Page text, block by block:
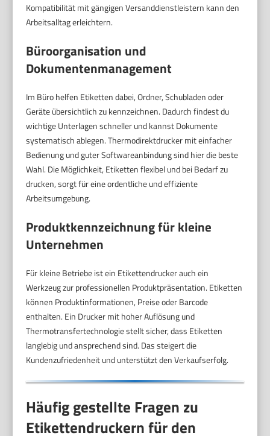
Kompatibilität mit gängigen Versanddienstleistern kann den
Arbeitsalltag erleichtern.
Büroorganisation und
Dokumentenmanagement
Im Büro helfen Etiketten dabei, Ordner, Schubladen oder
Geräte übersichtlich zu kennzeichnen. Dadurch findest du
wichtige Unterlagen schneller und kannst Dokumente
systematisch ablegen. Thermodirektdrucker mit einfacher
Bedienung und guter Softwareanbindung sind hier die beste
Wahl. Die Möglichkeit, Etiketten flexibel und bei Bedarf zu
drucken, sorgt für eine ordentliche und effiziente
Arbeitsumgebung.
Produktkennzeichnung für kleine
Unternehmen
Für kleine Betriebe ist ein Etikettendrucker auch ein
Werkzeug zur professionellen Produktpräsentation. Etiketten
können Produktinformationen, Preise oder Barcode
enthalten. Ein Drucker mit hoher Auflösung und
Thermotransfertechnologie stellt sicher, dass Etiketten
langlebig und ansprechend sind. Das steigert die
Kundenzufriedenheit und unterstützt den Verkaufserfolg.
Häufig gestellte Fragen zu
Etikettendruckern für den